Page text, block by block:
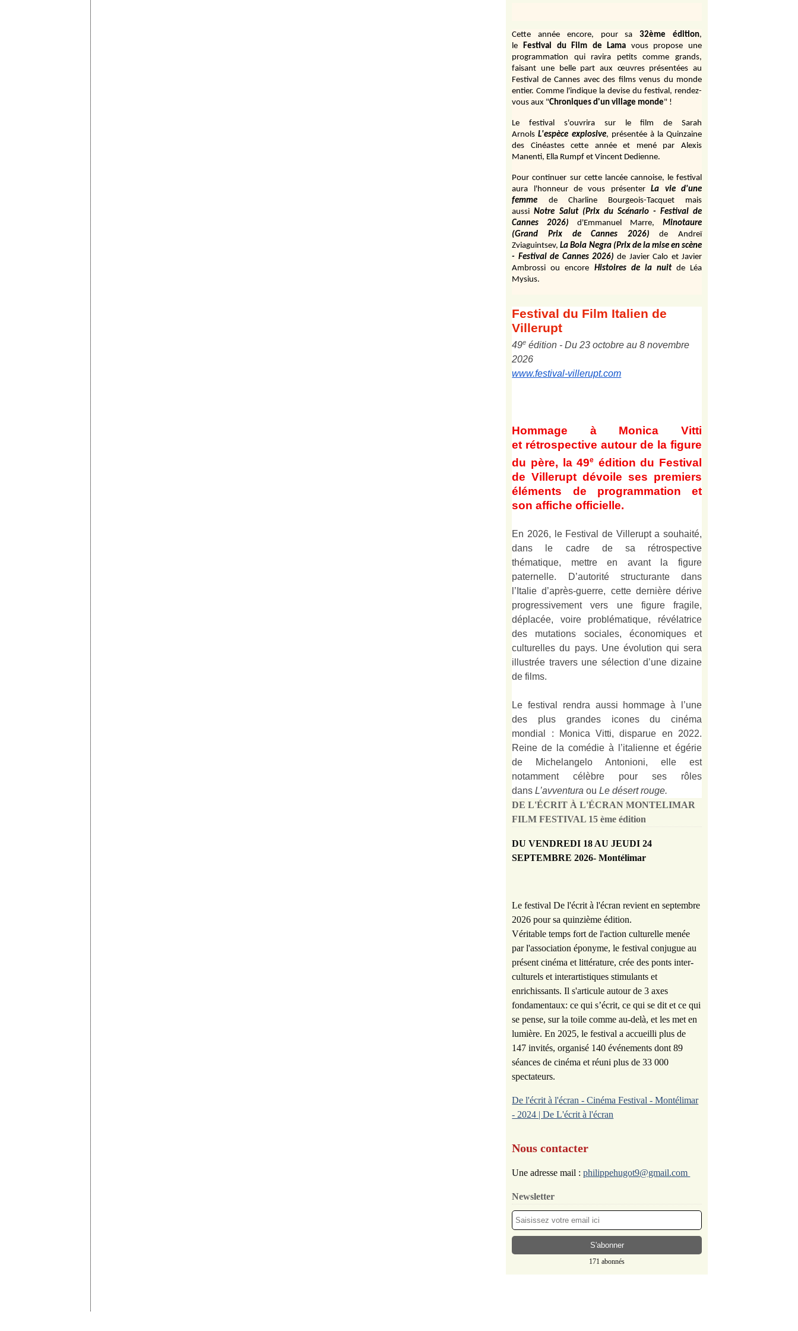
Cette année encore, pour sa 32ème édition,
le Festival du Film de Lama vous propose une
programmation qui ravira petits comme grands,
faisant une belle part aux œuvres présentées au
Festival de Cannes avec des films venus du monde
entier. Comme l'indique la devise du festival, rendez-
vous aux "Chroniques d'un village monde" !
Le festival s'ouvrira sur le film de Sarah
Arnols L'espèce explosive, présentée à la Quinzaine
des Cinéastes cette année et mené par Alexis
Manenti, Ella Rumpf et Vincent Dedienne.
Pour continuer sur cette lancée cannoise, le festival
aura l'honneur de vous présenter
La vie d'une
femme
de Charline Bourgeois-Tacquet
mais
aussi Notre Salut (Prix du Scénario - Festival de
Cannes 2026)
d'Emmanuel Marre,
Minotaure
(Grand Prix de Cannes 2026)
de Andreï
Zviaguintsev,La Bola Negra (Prix de la mise en scène
- Festival de Cannes 2026) de Javier Calo et Javier
Ambrossi ou encore Histoires de la nuit de Léa
Mysius.
Festival du Film Italien de
Villerupt
49e édition - Du 23 octobre au 8 novembre
2026
www.festival-villerupt.com
Hommage à Monica Vitti
et rétrospective autour de la figure
du père, la 49e édition du Festival
de Villerupt dévoile ses premiers
éléments de programmation et
son affiche officielle.
En 2026, le Festival de Villerupt a souhaité,
dans le cadre de sa rétrospective
thématique, mettre en avant la figure
paternelle. D’autorité structurante dans
l’Italie d’après-guerre, cette dernière dérive
progressivement vers une figure fragile,
déplacée, voire problématique, révélatrice
des mutations sociales, économiques et
culturelles du pays. Une évolution qui sera
illustrée travers une sélection d’une dizaine
de films.
Le festival rendra aussi hommage à l’une
des plus grandes icones du cinéma
mondial : Monica Vitti, disparue en 2022.
Reine de la comédie à l’italienne et égérie
de Michelangelo Antonioni, elle est
notamment célèbre pour ses rôles
dans L’avventura ou Le désert rouge.
DE L'ÉCRIT À L'ÉCRAN MONTELIMAR
FILM FESTIVAL 15 ème édition
DU VENDREDI 18 AU JEUDI 24
SEPTEMBRE 2026- Montélimar
Le festival De l'écrit à l'écran revient en septembre
2026 pour sa quinzième édition.
Véritable temps fort de l'action culturelle menée
par l'association éponyme, le festival conjugue au
présent cinéma et littérature, crée des ponts inter-
culturels et interartistiques stimulants et
enrichissants. Il s'articule autour de 3 axes
fondamentaux: ce qui s’écrit, ce qui se dit et ce qui
se pense, sur la toile comme au-delà, et les met en
lumière. En 2025, le festival a accueilli plus de
147 invités, organisé 140 événements dont 89
séances de cinéma et réuni plus de 33 000
spectateurs.
De l'écrit à l'écran - Cinéma Festival - Montélimar
- 2024 | De L'écrit à l'écran
Nous contacter
Une adresse mail :philippehugot9@gmail.com
Newsletter
171 abonnés